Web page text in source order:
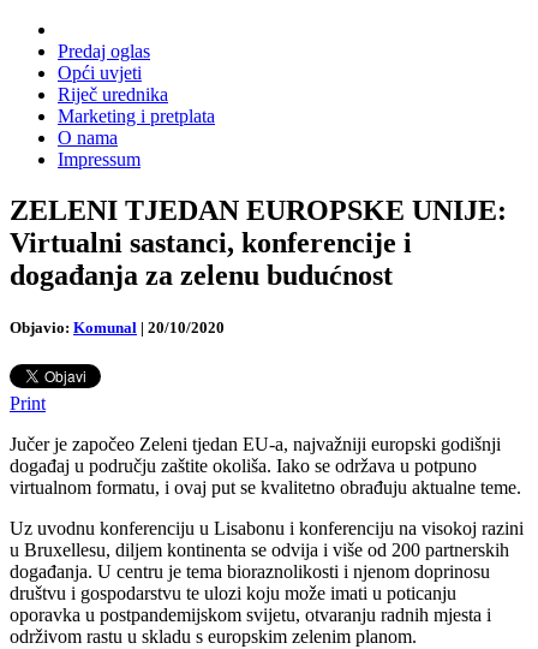
Predaj oglas
Opći uvjeti
Riječ urednika
Marketing i pretplata
O nama
Impressum
ZELENI TJEDAN EUROPSKE UNIJE:
Virtualni sastanci, konferencije i
događanja za zelenu budućnost
Objavio: Komunal | 20/10/2020
Print
Jučer je započeo Zeleni tjedan EU-a, najvažniji europski godišnji
događaj u području zaštite okoliša. Iako se održava u potpuno
virtualnom formatu, i ovaj put se kvalitetno obrađuju aktualne teme.
Uz uvodnu konferenciju u Lisabonu i konferenciju na visokoj razini
u Bruxellesu, diljem kontinenta se odvija i više od 200 partnerskih
događanja. U centru je tema bioraznolikosti i njenom doprinosu
društvu i gospodarstvu te ulozi koju može imati u poticanju
oporavka u postpandemijskom svijetu, otvaranju radnih mjesta i
održivom rastu u skladu s europskim zelenim planom.